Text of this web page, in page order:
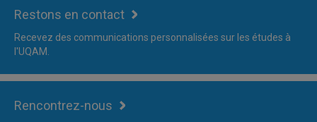
Restons en contact
Recevez des communications personnalisées sur les études à
l'UQAM.
Rencontrez-nous